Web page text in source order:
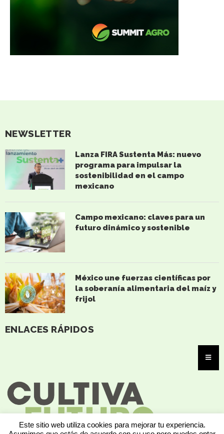
ENLACES RÁPIDOS
NEWSLETTER
Lanza FIRA Sustenta Más: nuevo
programa para impulsar la
sostenibilidad en el campo
mexicano
Campo mexicano: claves para un
futuro dinámico y sostenible
México une fuerzas científicas por
la soberanía alimentaria del maíz y
frijol
Este sitio web utiliza cookies para mejorar tu experiencia.